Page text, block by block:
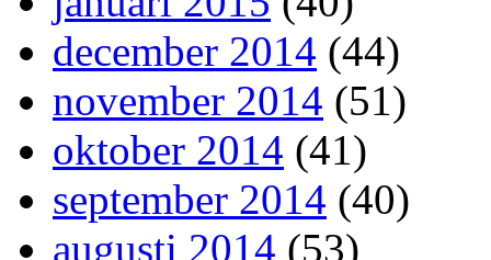
december 2014 (44)
november 2014 (51)
oktober 2014 (41)
september 2014 (40)
augusti 2014 (53)